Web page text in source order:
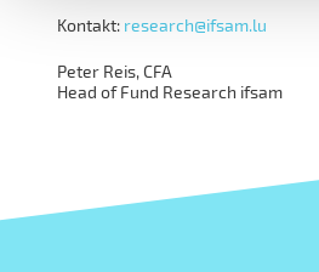
Kontakt: research@ifsam.lu
Peter Reis, CFA
Head of Fund Research ifsam